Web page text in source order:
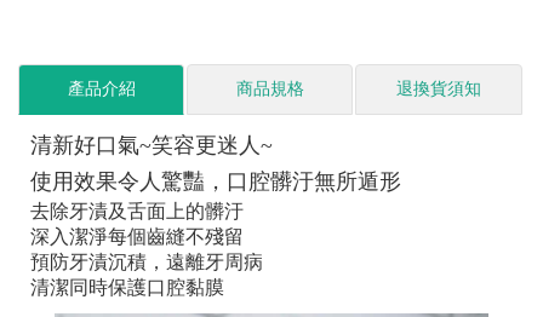
產品介紹 商品規格 退換貨須知
清新好口氣~笑容更迷人~
使用效果令人驚豔，口腔髒汙無所遁形
去除牙漬及舌面上的髒汙
深入潔淨每個齒縫不殘留
預防牙漬沉積，遠離牙周病
清潔同時保護口腔黏膜